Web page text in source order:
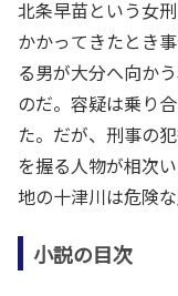
北条早苗という女
かかってきたとき
る男が大分へ向か
のだ。容疑は乗り
た。だが、刑事の
を握る人物が相次
地の十津川は危険
小説の目次